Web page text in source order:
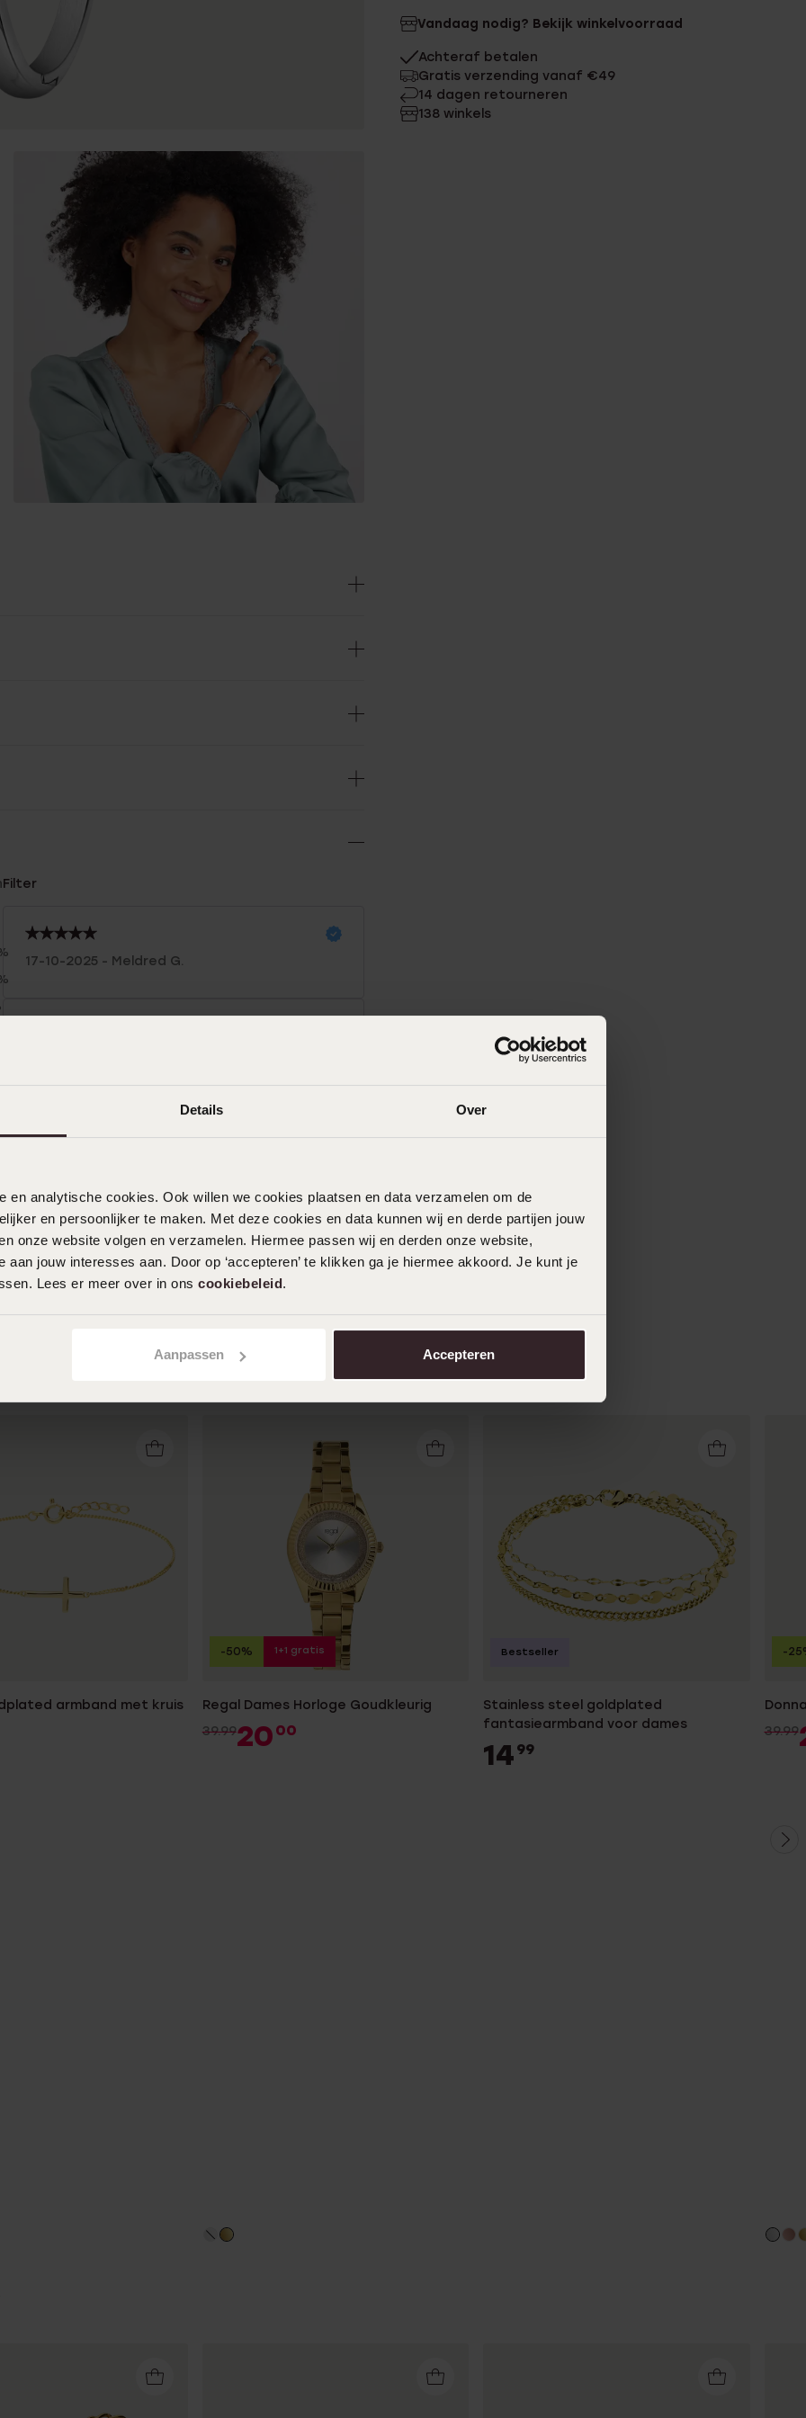
Details Over
en analytische cookies. Ook willen we cookies plaatsen en data verzamelen om de
en persoonlijker te maken. Met deze cookies en data kunnen wij en derde partijen jouw
onze website volgen en verzamelen. Hiermee passen wij en derden onze website,
aan jouw interesses aan. Door op ‘accepteren’ te klikken ga je hiermee akkoord. Je kunt je
Lees er meer over in ons cookiebeleid.
Aanpassen Accepteren
Vandaag nodig? Bekijk winkelvoorraad
Achteraf betalen
Gratis verzending vanaf €49
14 dagen retourneren
138 winkels
Filter
17-10-2025 - Meldred G.
De prijs
Ben helemaal tevreden
Toon meer
armband met kruis
Regal Dames Horloge Goudkleurig
39.9920 00
-50% 1+1 gratis
Stainless steel goldplated
fantasiearmband voor dames
14 99
Bestseller
39.99
-